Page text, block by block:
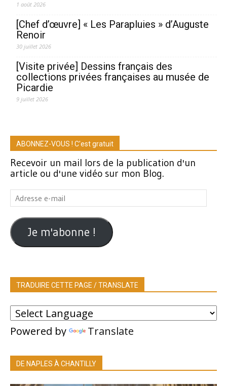
1 août 2026
[Chef d’œuvre] « Les Parapluies » d’Auguste
Renoir
30 juillet 2026
[Visite privée] Dessins français des
collections privées françaises au musée de
Picardie
9 juillet 2026
ABONNEZ-VOUS ! C'est gratuit
Recevoir un mail lors de la publication d'un
article ou d'une vidéo sur mon Blog.
Adresse
e-
mail
Je m'abonne !
TRADUIRE CETTE PAGE / TRANSLATE
Powered by Translate
DE NAPLES À CHANTILLY